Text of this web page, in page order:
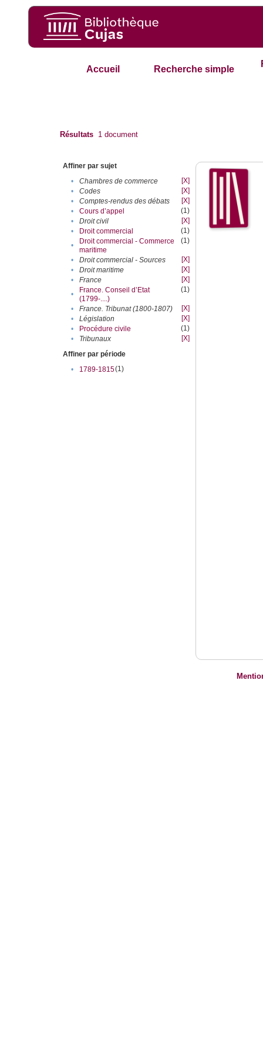
Accueil Recherche simple
Résultats 1 document
Affiner par sujet
•
Chambres de commerce
[X]
•
Codes
[X]
•
Comptes-rendus des débats
[X]
•
Cours d’appel
(1)
•
Droit civil
[X]
•
Droit commercial
(1)
•
Droit commercial - Commerce
maritime
(1)
• Droit commercial - Sources
[X]
•
Droit maritime
[X]
•
France
[X]
•
France. Conseil d’Etat
(1799-....)
(1)
• France. Tribunat (1800-1807)
[X]
•
Législation
[X]
•
Procédure civile
(1)
•
Tribunaux
[X]
Affiner par période
•
1789-1815(1)